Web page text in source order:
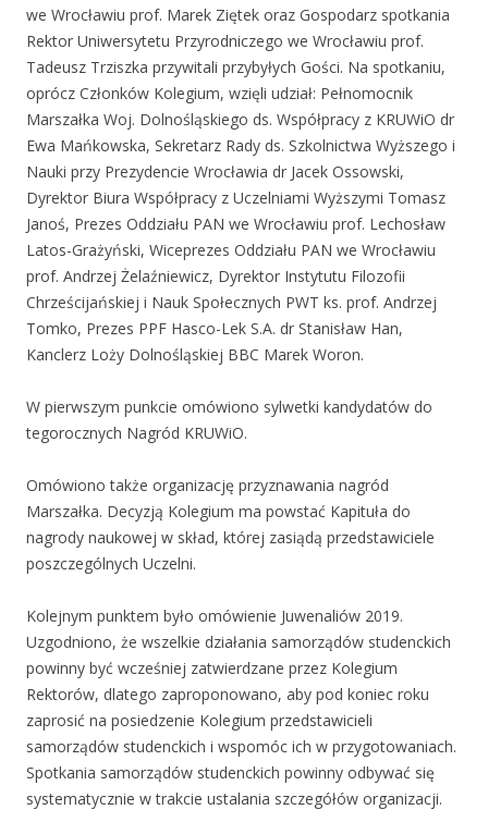
we Wrocławiu prof. Marek Ziętek oraz Gospodarz spotkania
Rektor Uniwersytetu Przyrodniczego we Wrocławiu prof.
Tadeusz Trziszka przywitali przybyłych Gości. Na spotkaniu,
oprócz Członków Kolegium, wzięli udział: Pełnomocnik
Marszałka Woj. Dolnośląskiego ds. Współpracy z KRUWiO dr
Ewa Mańkowska, Sekretarz Rady ds. Szkolnictwa Wyższego i
Nauki przy Prezydencie Wrocławia dr Jacek Ossowski,
Dyrektor Biura Współpracy z Uczelniami Wyższymi Tomasz
Janoś, Prezes Oddziału PAN we Wrocławiu prof. Lechosław
Latos-Grażyński, Wiceprezes Oddziału PAN we Wrocławiu
prof. Andrzej Żelaźniewicz, Dyrektor Instytutu Filozofii
Chrześcijańskiej i Nauk Społecznych PWT ks. prof. Andrzej
Tomko, Prezes PPF Hasco-Lek S.A. dr Stanisław Han,
Kanclerz Loży Dolnośląskiej BBC Marek Woron.
W pierwszym punkcie omówiono sylwetki kandydatów do
tegorocznych Nagród KRUWiO.
Omówiono także organizację przyznawania nagród
Marszałka. Decyzją Kolegium ma powstać Kapituła do
nagrody naukowej w skład, której zasiądą przedstawiciele
poszczególnych Uczelni.
Kolejnym punktem było omówienie Juwenaliów 2019.
Uzgodniono, że wszelkie działania samorządów studenckich
powinny być wcześniej zatwierdzane przez Kolegium
Rektorów, dlatego zaproponowano, aby pod koniec roku
zaprosić na posiedzenie Kolegium przedstawicieli
samorządów studenckich i wspomóc ich w przygotowaniach.
Spotkania samorządów studenckich powinny odbywać się
systematycznie w trakcie ustalania szczegółów organizacji.